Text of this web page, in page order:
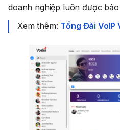
doanh nghiệp luôn được
Xem thêm: Tổng Đài VoIP